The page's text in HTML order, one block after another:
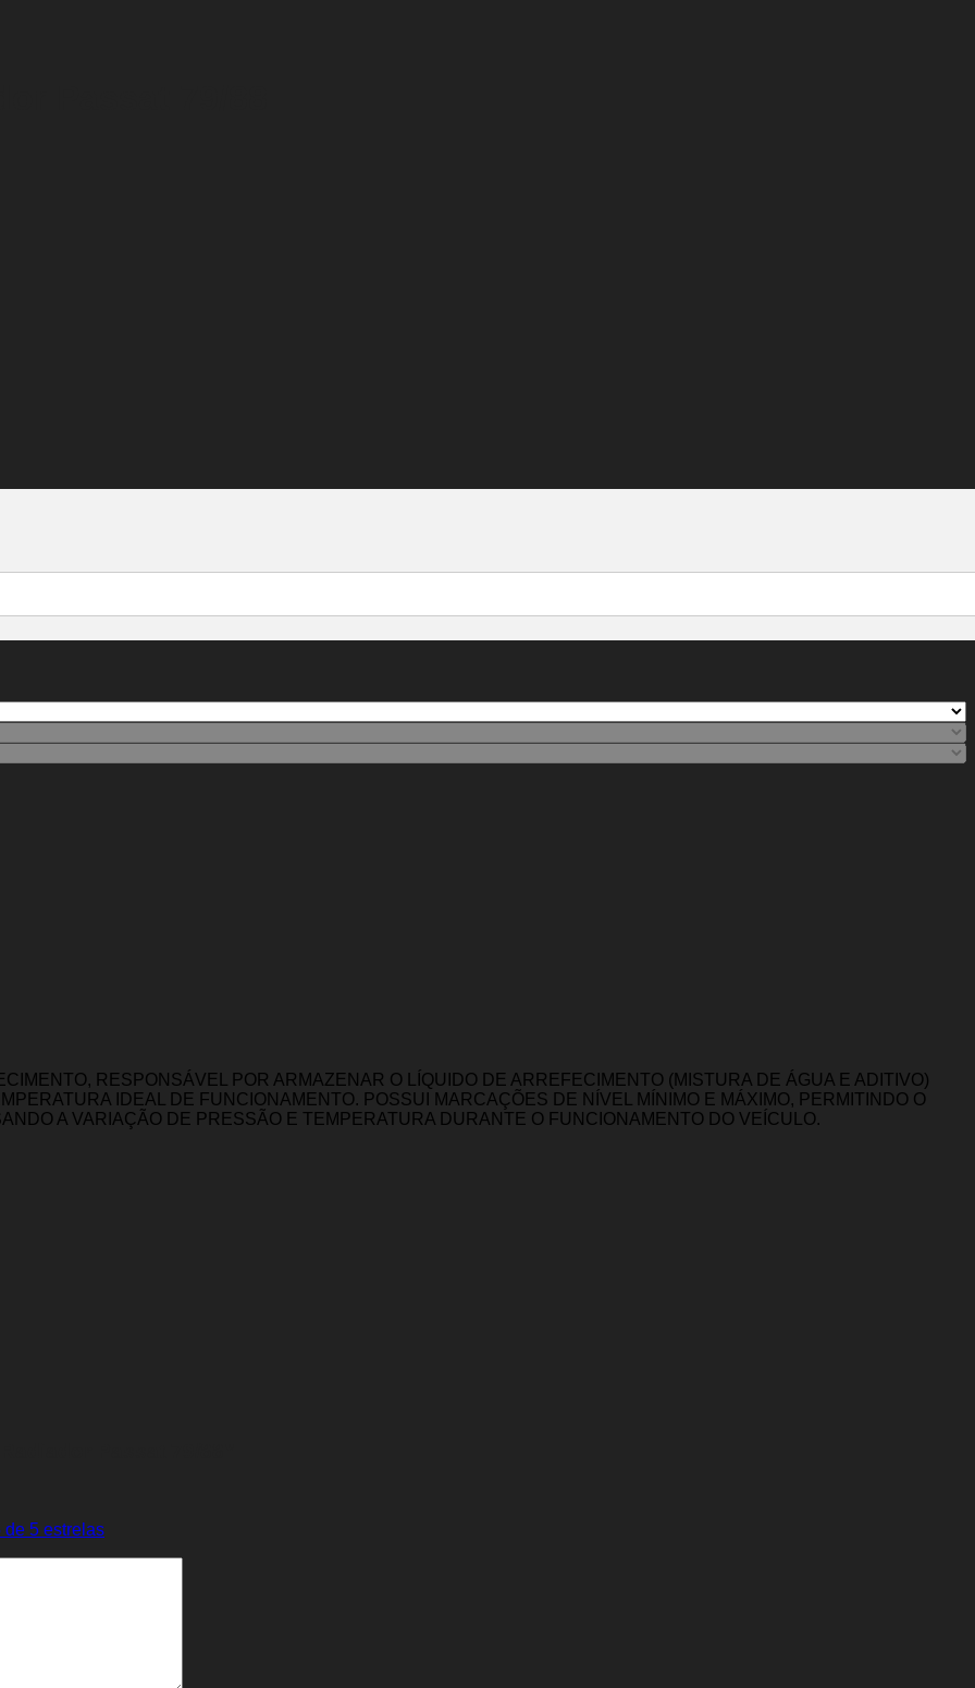
RESPONSÁVEL POR ARMAZENAR O LÍQUIDO DE ARREFECIMENTO (MISTURA DE ÁGUA E ADITIVO)
IDEAL DE FUNCIONAMENTO. POSSUI MARCAÇÕES DE NÍVEL MÍNIMO E MÁXIMO, PERMITINDO O
A VARIAÇÃO DE PRESSÃO E TEMPERATURA DURANTE O FUNCIONAMENTO DO VEÍCULO.
de 5 estrelas